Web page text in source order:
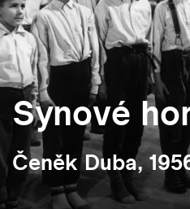
Synové
Čeněk Duba,